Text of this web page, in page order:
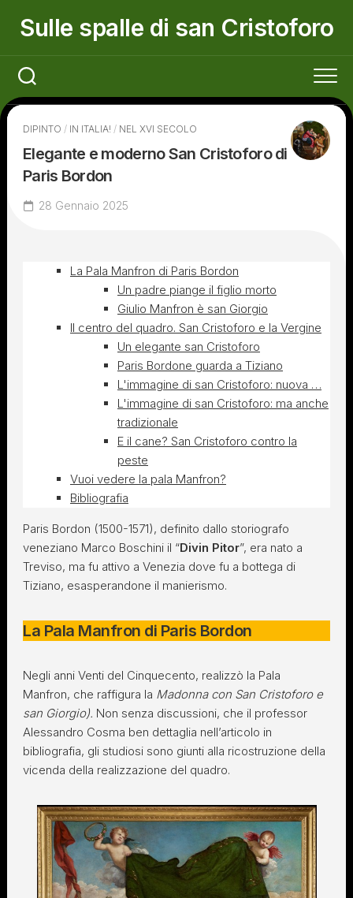
Sulle spalle di san Cristoforo
DIPINTO / IN ITALIA! / NEL XVI SECOLO
Elegante e moderno San Cristoforo di
Paris Bordon
28 Gennaio 2025
La Pala Manfron di Paris Bordon
Un padre piange il figlio morto
Giulio Manfron è san Giorgio
Il centro del quadro. San Cristoforo e la Vergine
Un elegante san Cristoforo
Paris Bordone guarda a Tiziano
L'immagine di san Cristoforo: nuova …
L'immagine di san Cristoforo: ma anche
tradizionale
E il cane? San Cristoforo contro la
peste
Vuoi vedere la pala Manfron?
Bibliografia
Paris Bordon (1500-1571), definito dallo storiografo
veneziano Marco Boschini il “Divin Pitor”, era nato a
Treviso, ma fu attivo a Venezia dove fu a bottega di
Tiziano, esasperandone il manierismo.
La Pala Manfron di Paris Bordon
Negli anni Venti del Cinquecento, realizzò la Pala
Manfron, che raffigura la Madonna con San Cristoforo e
san Giorgio). Non senza discussioni, che il professor
Alessandro Cosma ben dettaglia nell’articolo in
bibliografia, gli studiosi sono giunti alla ricostruzione della
vicenda della realizzazione del quadro.